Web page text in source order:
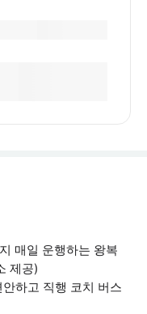
매일 운행하는 왕복
제공)
하고 직행 코치 버스